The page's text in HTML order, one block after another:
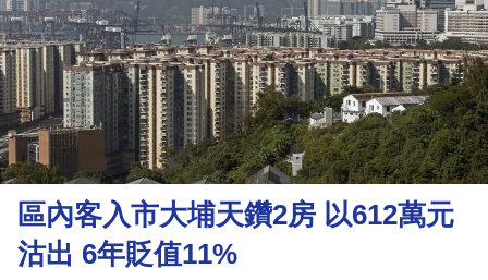
投
資
樓
市
理
財
商
區內客入市大埔天鑽2房 以612萬元
沽出 6年貶值11%